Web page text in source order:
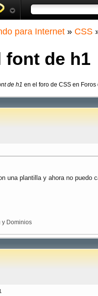
para Internet » CSS
font de h1
de h1 en el foro de CSS en Foros
una plantilla y ahora no
y Dominios